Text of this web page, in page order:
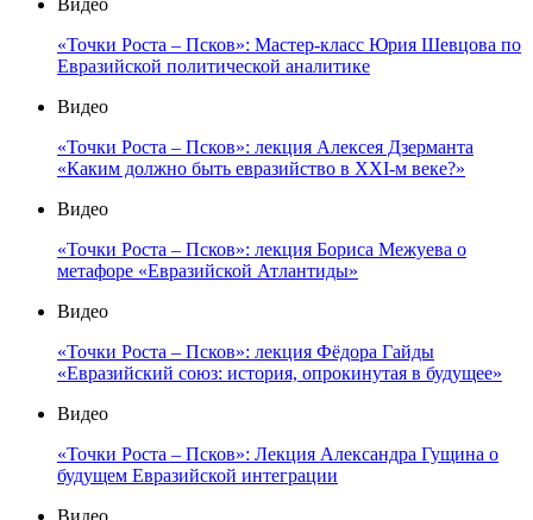
Видео
«Точки Роста – Псков»: Мастер-класс Юрия Шевцова по
Евразийской политической аналитике
Видео
«Точки Роста – Псков»: лекция Алексея Дзерманта
«Каким должно быть евразийство в XXI-м веке?»
Видео
«Точки Роста – Псков»: лекция Бориса Межуева о
метафоре «Евразийской Атлантиды»
Видео
«Точки Роста – Псков»: лекция Фёдора Гайды
«Евразийский союз: история, опрокинутая в будущее»
Видео
«Точки Роста – Псков»: Лекция Александра Гущина о
будущем Евразийской интеграции